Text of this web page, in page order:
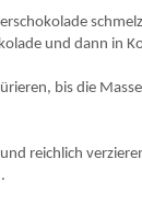
und dann in
bis die
reichlich